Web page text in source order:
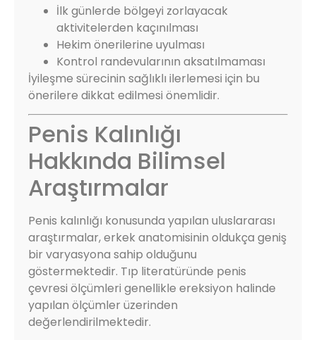
İlk günlerde bölgeyi zorlayacak
aktivitelerden kaçınılması
Hekim önerilerine uyulması
Kontrol randevularının aksatılmaması
İyileşme sürecinin sağlıklı ilerlemesi için bu
önerilere dikkat edilmesi önemlidir.
Penis Kalınlığı
Hakkında Bilimsel
Araştırmalar
Penis kalınlığı konusunda yapılan uluslararası
araştırmalar, erkek anatomisinin oldukça geniş
bir varyasyona sahip olduğunu
göstermektedir. Tıp literatüründe penis
çevresi ölçümleri genellikle ereksiyon halinde
yapılan ölçümler üzerinden
değerlendirilmektedir.